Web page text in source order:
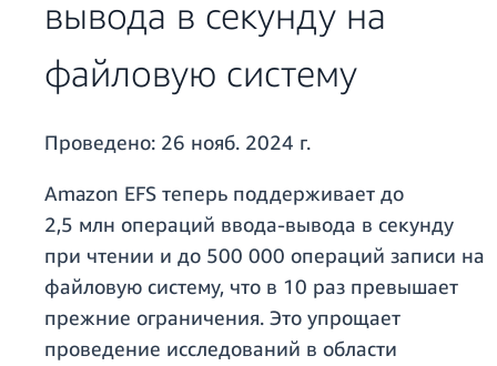
вывода в секунду на
файловую систему
Проведено: 26 нояб. 2024 г.
Amazon EFS теперь поддерживает до
2,5 млн операций ввода-вывода в секунду
при чтении и до 500 000 операций записи на
файловую систему, что в 10 раз превышает
прежние ограничения. Это упрощает
проведение исследований в области